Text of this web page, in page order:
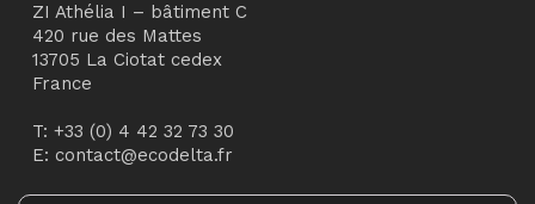
ZI Athélia I – bâtiment C
420 rue des Mattes
13705 La Ciotat cedex
France
T: +33 (0) 4 42 32 73 30
E: contact@ecodelta.fr